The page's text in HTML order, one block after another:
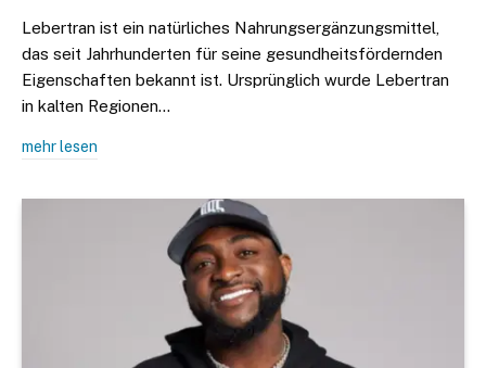
Lebertran ist ein natürliches Nahrungsergänzungsmittel,
das seit Jahrhunderten für seine gesundheitsfördernden
Eigenschaften bekannt ist. Ursprünglich wurde Lebertran
in kalten Regionen…
mehr lesen